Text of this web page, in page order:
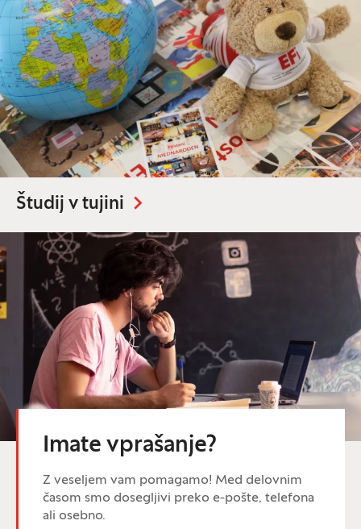
Študij v tujini
Imate vprašanje?
Z veseljem vam pomagamo! Med delovnim
časom smo dosegljivi preko e-pošte, telefona
ali osebno.